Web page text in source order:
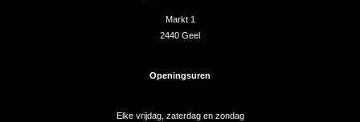
Markt 1
2440 Geel
Openingsuren
Elke vrijdag, zaterdag en zondag